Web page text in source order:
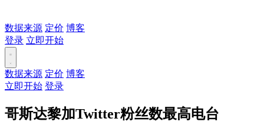
数据来源 定价 博客
登录 立即开始
数据来源 定价 博客
立即开始 登录
哥斯达黎加Twitter粉丝数最高电台